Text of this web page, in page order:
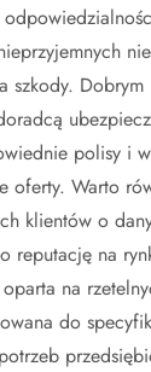
szkody. Dobrym
polisy i
oferty. Warto
klientów o
reputację na
na
do